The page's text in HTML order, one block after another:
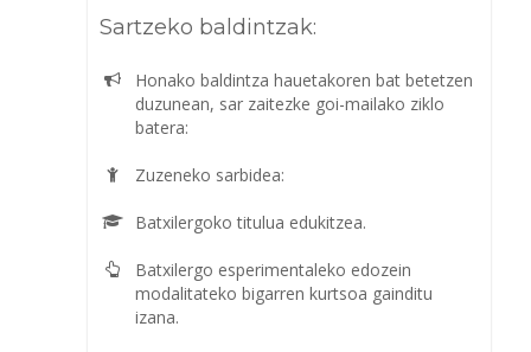
Sartzeko baldintzak:
Honako baldintza hauetakoren bat betetzen
duzunean, sar zaitezke goi-mailako ziklo
batera:
Zuzeneko sarbidea:
Batxilergoko titulua edukitzea.
Batxilergo esperimentaleko edozein
modalitateko bigarren kurtsoa gainditu
izana.